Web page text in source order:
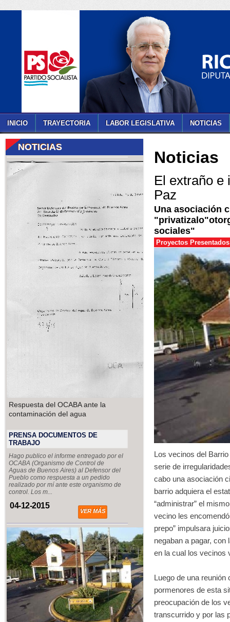
INICIO TRAYECTORIA LABOR LEGISLATIVA NOTICIAS
NOTICIAS
Respuesta del OCABA ante la
contaminación del agua
PRENSA DOCUMENTOS DE
TRABAJO
Hago publico el informe entregado por el
OCABA (Organismo de Control de
Aguas de Buenos Aires) al Defensor del
Pueblo como respuesta a un pedido
realizado por mí ante este organismo de
control. Los m...
04-12-2015
VER MÁS
Noticias
El extraño e
Paz
Una asociación
sociales"
Proyectos
Los vecinos del
serie de
cabo una asociación
barrio adquiera el
“administrar” el
vecino les
prepo” impulsara
negaban a pagar,
en la cual los vecinos
Luego de una
pormenores de esta
preocupación de los
transcurrido y por las